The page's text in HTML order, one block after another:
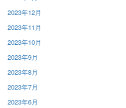
2023年12月
2023年11月
2023年10月
2023年9月
2023年8月
2023年7月
2023年6月